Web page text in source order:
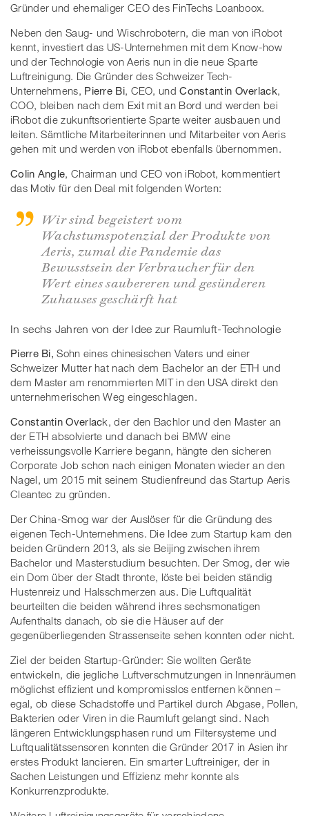
Gründer und ehemaliger CEO des FinTechs Loanboox.
Neben den Saug- und Wischrobotern, die man von iRobot
kennt, investiert das US-Unternehmen mit dem Know-how
und der Technologie von Aeris nun in die neue Sparte
Luftreinigung. Die Gründer des Schweizer Tech-
Unternehmens, Pierre Bi, CEO, undConstantin Overlack,
COO, bleiben nach dem Exit mit an Bord und werden bei
iRobot die zukunftsorientierte Sparte weiter ausbauen und
leiten. Sämtliche Mitarbeiterinnen und Mitarbeiter von Aeris
gehen mit und werden von iRobot ebenfalls übernommen.
Colin Angle , Chairman und CEO von iRobot, kommentiert
das Motiv für den Deal mit folgenden Worten:
Wir sind begeistert vom
Wachstumspotenzial der Produkte von
Aeris, zumal die Pandemie das
Bewusstsein der Verbraucher für den
Wert eines saubereren und gesünderen
Zuhauses geschärft hat
In sechs Jahren von der Idee zur Raumluft-Technologie
Pierre Bi, Sohn eines chinesischen Vaters und einer
Schweizer Mutter hat nach dem Bachelor an der ETH und
dem Master am renommierten MIT in den USA direkt den
unternehmerischen Weg eingeschlagen.
Constantin Overlack, der den Bachlor und den Master an
der ETH absolvierte und danach bei BMW eine
verheissungsvolle Karriere begann, hängte den sicheren
Corporate Job schon nach einigen Monaten wieder an den
Nagel, um 2015 mit seinem Studienfreund das Startup Aeris
Cleantec zu gründen.
Der China-Smog war der Auslöser für die Gründung des
eigenen Tech-Unternehmens. Die Idee zum Startup kam den
beiden Gründern 2013, als sie Beijing zwischen ihrem
Bachelor und Masterstudium besuchten. Der Smog, der wie
ein Dom über der Stadt thronte, löste bei beiden ständig
Hustenreiz und Halsschmerzen aus. Die Luftqualität
beurteilten die beiden während ihres sechsmonatigen
Aufenthalts danach, ob sie die Häuser auf der
gegenüberliegenden Strassenseite sehen konnten oder nicht.
Ziel der beiden Startup-Gründer: Sie wollten Geräte
entwickeln, die jegliche Luftverschmutzungen in Innenräumen
möglichst effizient und kompromisslos entfernen können –
egal, ob diese Schadstoffe und Partikel durch Abgase, Pollen,
Bakterien oder Viren in die Raumluft gelangt sind. Nach
längeren Entwicklungsphasen rund um Filtersysteme und
Luftqualitätssensoren konnten die Gründer 2017 in Asien ihr
erstes Produkt lancieren. Ein smarter Luftreiniger, der in
Sachen Leistungen und Effizienz mehr konnte als
Konkurrenzprodukte.